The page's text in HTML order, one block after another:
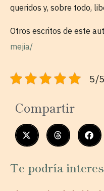
queridos y, sobre todo,
Otros escritos de este
mejia/
5/
Compartir
Te podría